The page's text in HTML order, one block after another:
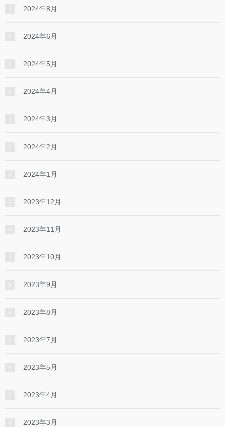
2024年8月
2024年6月
2024年5月
2024年4月
2024年3月
2024年2月
2024年1月
2023年12月
2023年11月
2023年10月
2023年9月
2023年8月
2023年7月
2023年5月
2023年4月
2023年3月